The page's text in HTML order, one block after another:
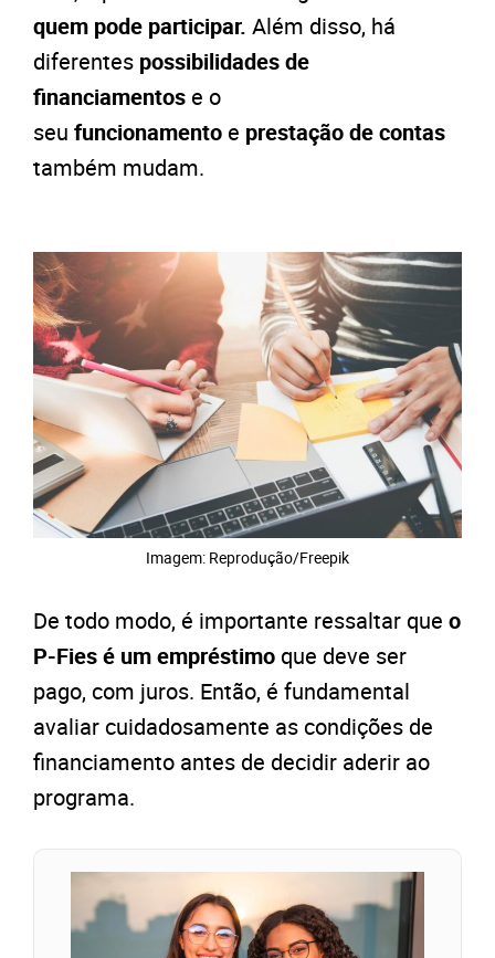
quem pode participar. Além disso, há
diferentes possibilidades de
financiamentos e o
seu funcionamento e prestação de contas
também mudam.
Imagem: Reprodução/Freepik
De todo modo, é importante ressaltar que o
P-Fies é um empréstimo que deve ser
pago, com juros. Então, é fundamental
avaliar cuidadosamente as condições de
financiamento antes de decidir aderir ao
programa.